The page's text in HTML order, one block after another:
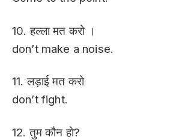
10. हल्ला मत करो ।
don’t make a noise.
11. लड़ाई मत करो
don’t fight.
12. तुम कौन हो?